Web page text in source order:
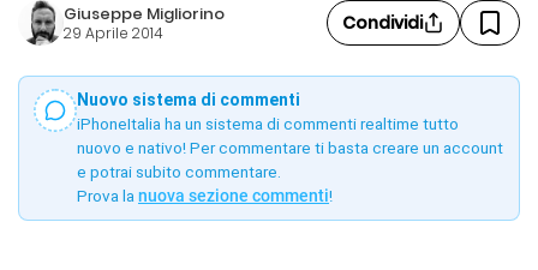
Giuseppe Migliorino
29 Aprile 2014 Condividi
Nuovo sistema di commenti
iPhoneItalia ha un sistema di commenti realtime tutto
nuovo e nativo! Per commentare ti basta creare un account
e potrai subito commentare.
Prova la nuova sezione commenti!